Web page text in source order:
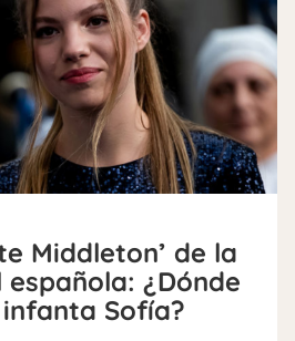
Middleton’ de la
española: ¿Dónde
Sofía?